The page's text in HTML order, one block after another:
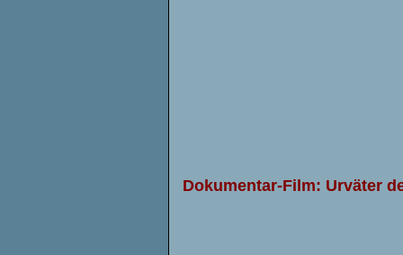
Dokumentar-Film: Urväter